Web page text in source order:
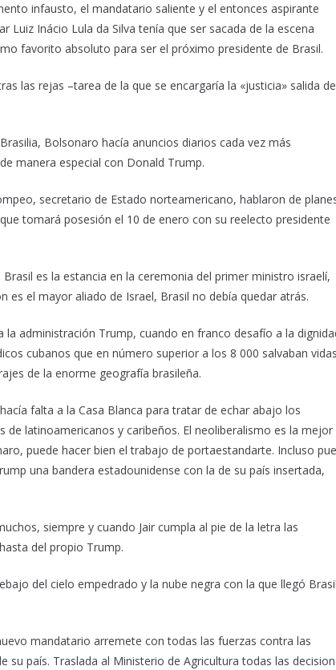
infausto, el mandatario saliente y el entonces aspirante
Luiz Inácio Lula da Silva tenía que ser sacada de la escena
favorito absoluto para ser el próximo presidente de Brasil.
las rejas –tarea de la que se encargaría la «justicia» salida de
Bolsonaro hacía anuncios diarios cada vez más
manera especial con Donald Trump.
secretario de Estado norteamericano, hablaron de
tomará posesión el 10 de enero con su reelecto presidente
es la estancia en la ceremonia del primer ministro israelí,
es el mayor aliado de Israel, Brasil no debía quedar atrás.
administración Trump, cuando en franco desafío a la
cubanos que en número superior a los 8 000 salvaban
de la enorme geografía brasileña.
falta a la Casa Blanca para tratar de echar abajo los
de latinoamericanos y caribeños. El neoliberalismo es la mejor
puede hacer bien el trabajo de portaestandarte. Incluso
una bandera estadounidense con la de su país insertada,
siempre y cuando Jair cumpla al pie de la letra las
del propio Trump.
del cielo empedrado y la nube negra con la que llegó
mandatario arremete con todas las fuerzas contra las
su país. Traslada al Ministerio de Agricultura todas las